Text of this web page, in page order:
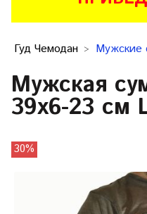
Гуд Чемодан Мужские
Мужская
39х6-23 см
30%